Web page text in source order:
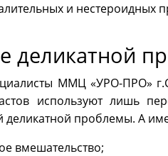
и нестероидных
деликатной
ММЦ «УРО-ПРО»
используют лишь
деликатной проблемы. А
вмешательство;